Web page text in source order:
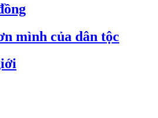
mình của dân tộc